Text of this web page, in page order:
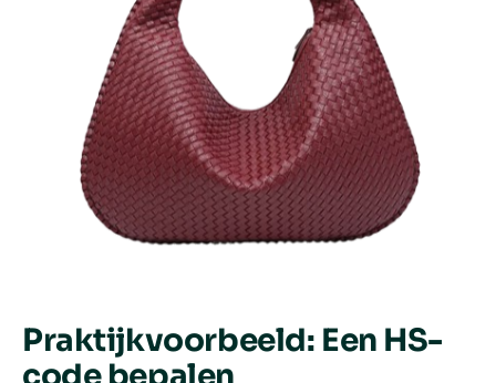
Praktijkvoorbeeld: Een HS-